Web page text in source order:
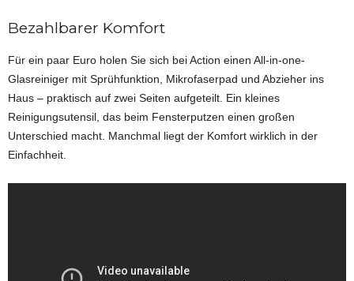
Bezahlbarer Komfort
Für ein paar Euro holen Sie sich bei Action einen All-in-one-
Glasreiniger mit Sprühfunktion, Mikrofaserpad und Abzieher ins
Haus – praktisch auf zwei Seiten aufgeteilt. Ein kleines
Reinigungsutensil, das beim Fensterputzen einen großen
Unterschied macht. Manchmal liegt der Komfort wirklich in der
Einfachheit.